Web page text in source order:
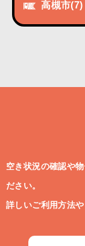
高槻市(7)
空き状況の確認や
ださい。
詳しいご利用方法